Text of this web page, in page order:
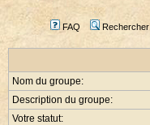
FAQ Rechercher
Nom du groupe:
Description du groupe:
Votre statut: